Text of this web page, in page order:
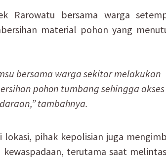
Rarowatu bersama warga
material pohon yang
bersama warga sekitar melakukan
pohon tumbang sehingga akses
tambahnya.
pihak kepolisian juga
terutama saat